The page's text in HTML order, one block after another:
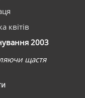
квітів
2003
щастя